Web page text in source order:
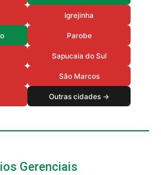
Igrejinha
Parobe
Sapucaia do Sul
São Marcos
Outras cidades →
Gerenciais